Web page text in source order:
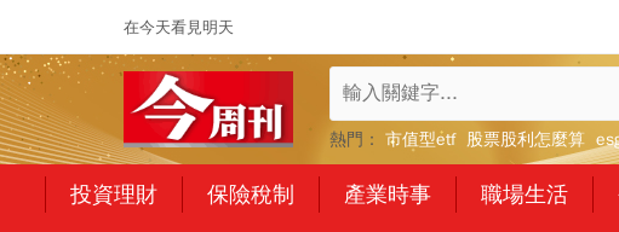
在今天看見明天
熱門： 市值型etf 股票股利怎麼算
投資理財 保險稅制 產業時事 職場生活